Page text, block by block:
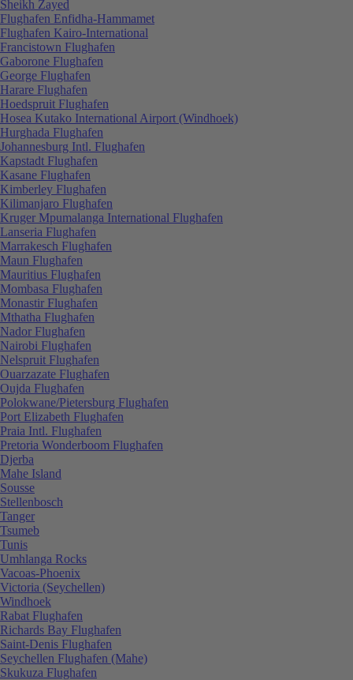
Sheikh Zayed
Flughafen Enfidha-Hammamet
Flughafen Kairo-International
Francistown Flughafen
Gaborone Flughafen
George Flughafen
Harare Flughafen
Hoedspruit Flughafen
Hosea Kutako International Airport (Windhoek)
Hurghada Flughafen
Johannesburg Intl. Flughafen
Kapstadt Flughafen
Kasane Flughafen
Kimberley Flughafen
Kilimanjaro Flughafen
Kruger Mpumalanga International Flughafen
Lanseria Flughafen
Marrakesch Flughafen
Maun Flughafen
Mauritius Flughafen
Mombasa Flughafen
Monastir Flughafen
Mthatha Flughafen
Nador Flughafen
Nairobi Flughafen
Nelspruit Flughafen
Ouarzazate Flughafen
Oujda Flughafen
Polokwane/Pietersburg Flughafen
Port Elizabeth Flughafen
Praia Intl. Flughafen
Pretoria Wonderboom Flughafen
Djerba
Mahe Island
Sousse
Stellenbosch
Tanger
Tsumeb
Tunis
Umhlanga Rocks
Vacoas-Phoenix
Victoria (Seychellen)
Windhoek
Rabat Flughafen
Richards Bay Flughafen
Saint-Denis Flughafen
Seychellen Flughafen (Mahe)
Skukuza Flughafen